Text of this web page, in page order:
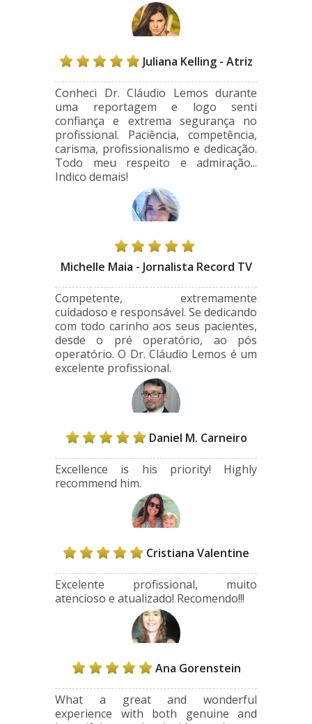
Juliana Kelling - Atriz
Conheci Dr. Cláudio Lemos durante
uma reportagem e logo senti
confiança e extrema segurança no
profissional. Paciência, competência,
carisma, profissionalismo e dedicação.
Todo meu respeito e admiração...
Indico demais!
Michelle Maia - Jornalista Record TV
Competente, extremamente
cuidadoso e responsável. Se dedicando
com todo carinho aos seus pacientes,
desde o pré operatório, ao pós
operatório. O Dr. Cláudio Lemos é um
excelente profissional.
Daniel M. Carneiro
Excellence is his priority! Highly
recommend him.
Cristiana Valentine
Excelente profissional, muito
atencioso e atualizado! Recomendo!!!
Ana Gorenstein
What a great and wonderful
experience with both genuine and